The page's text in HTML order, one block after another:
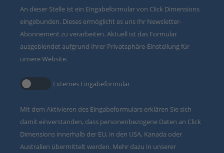
An dieser Stelle ist ein Eingabeformular von Click Dimensions
eingebunden. Dieses ermöglicht es uns Ihr Newsletter-
Abonnement zu verarbeiten. Aktuell ist das Formular
ausgeblendet aufgrund Ihrer Privatsphäre-Einstellung für
unsere Website.
Externes Eingabeformular
Mit dem Aktivieren des Eingabeformulars erklären Sie sich
damit einverstanden, dass personenbezogene Daten an Click
Dimensions innerhalb der EU, in den USA, Kanada oder
Australien übermittelt werden. Mehr dazu in unserer